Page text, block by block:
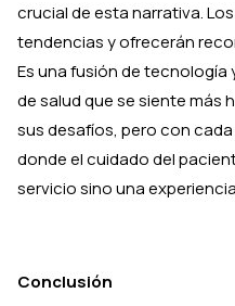
crucial de esta narrativa.
tendencias y ofrecerán
Es una fusión de
de salud que se siente más
sus desafíos, pero con
donde el cuidado del
servicio sino una
Conclusión